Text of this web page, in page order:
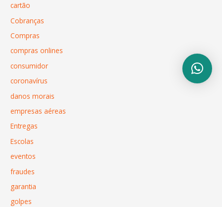
cartão
Cobranças
Compras
compras onlines
consumidor
coronavírus
danos morais
empresas aéreas
Entregas
Escolas
eventos
fraudes
garantia
golpes